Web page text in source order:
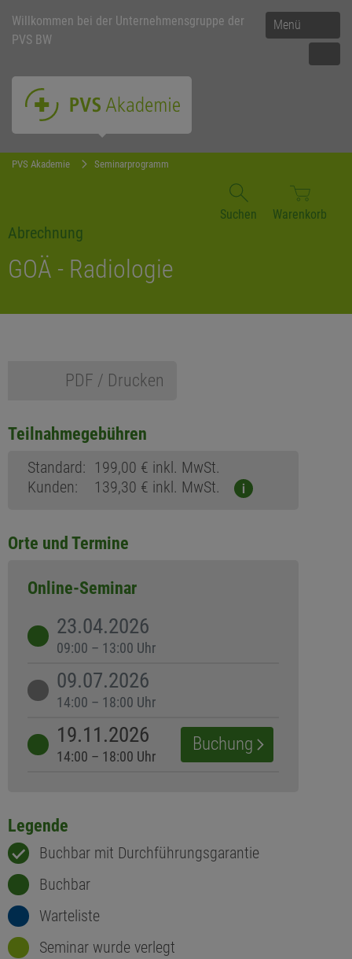
Menü
Willkommen bei der Unternehmensgruppe der
PVS BW
PVS Akademie Seminarprogramm
Suchen Warenkorb
Abrechnung
GOÄ - Radiologie
PDF / Drucken
Teilnahmegebühren
Standard: 199,00 € inkl. MwSt.
Kunden:
139,30 € inkl. MwSt. i
Orte und Termine
Online-Seminar
23.04.2026
09:00 – 13:00 Uhr
09.07.2026
14:00 – 18:00 Uhr
19.11.2026
14:00 – 18:00 Uhr
Buchung
Legende
Buchbar mit Durchführungsgarantie
Buchbar
Warteliste
Seminar wurde verlegt